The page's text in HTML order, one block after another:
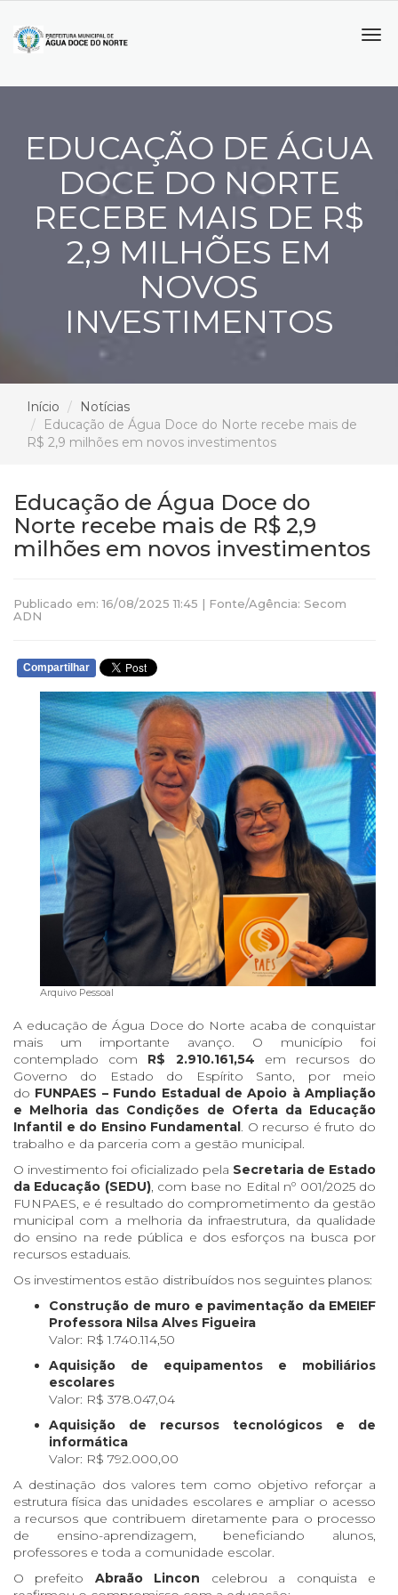
EDUCAÇÃO DE ÁGUA
DOCE DO NORTE
RECEBE MAIS DE R$
2,9 MILHÕES EM
NOVOS
INVESTIMENTOS
Início
Notícias
Educação de Água Doce do Norte recebe mais de
R$ 2,9 milhões em novos investimentos
Educação de Água Doce do
Norte recebe mais de R$ 2,9
milhões em novos investimentos
Publicado em: 16/08/2025 11:45 | Fonte/Agência: Secom
ADN
Compartilhar
Arquivo Pessoal
A educação de Água Doce do Norte acaba de conquistar
mais um importante avanço. O município foi
contemplado com R$ 2.910.161,54 em recursos do
Governo do Estado do Espírito Santo, por meio
do FUNPAES – Fundo Estadual de Apoio à Ampliação
e Melhoria das Condições de Oferta da Educação
Infantil e do Ensino Fundamental. O recurso é fruto do
trabalho e da parceria com a gestão municipal.
O investimento foi oficializado pela Secretaria de Estado
da Educação (SEDU), com base no Edital nº 001/2025 do
FUNPAES, e é resultado do comprometimento da gestão
municipal com a melhoria da infraestrutura, da qualidade
do ensino na rede pública e dos esforços na busca por
recursos estaduais.
Os investimentos estão distribuídos nos seguintes planos:
Construção de muro e pavimentação da EMEIEF
Professora Nilsa Alves Figueira
Valor: R$ 1.740.114,50
Aquisição de equipamentos e mobiliários
escolares
Valor: R$ 378.047,04
Aquisição de recursos tecnológicos e de
informática
Valor: R$ 792.000,00
A destinação dos valores tem como objetivo reforçar a
estrutura física das unidades escolares e ampliar o acesso
a recursos que contribuem diretamente para o processo
de ensino-aprendizagem, beneficiando alunos,
professores e toda a comunidade escolar.
O prefeito Abraão Lincon celebrou a conquista e